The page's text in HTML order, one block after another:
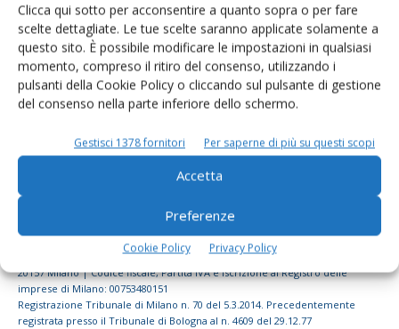
Clicca qui sotto per acconsentire a quanto sopra o per fare
scelte dettagliate. Le tue scelte saranno applicate solamente a
questo sito. È possibile modificare le impostazioni in qualsiasi
momento, compreso il ritiro del consenso, utilizzando i
pulsanti della Cookie Policy o cliccando sul pulsante di gestione
del consenso nella parte inferiore dello schermo.
Gestisci 1378 fornitori Per saperne di più su questi scopi
Accetta
Preferenze
Cookie Policy Privacy Policy
© Tecniche Nuove Spa. Tutti i diritti riservati. Sede legale Via Eritrea 21 -
20157 Milano | Codice fiscale, Partita IVA e Iscrizione al Registro delle
imprese di Milano: 00753480151
Registrazione Tribunale di Milano n. 70 del 5.3.2014. Precedentemente
registrata presso il Tribunale di Bologna al n. 4609 del 29.12.77